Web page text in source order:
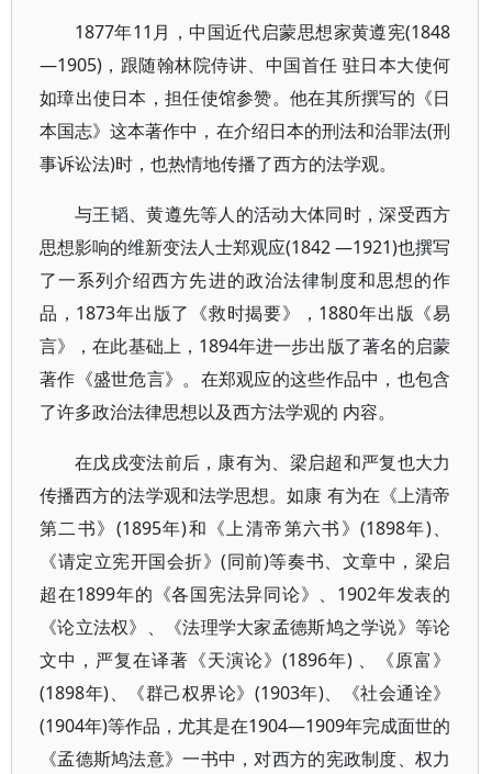
1877年11月，中国近代启蒙思想家黄遵宪(1848
—1905)，跟随翰林院侍讲、中国首任 驻日本大使何
如璋出使日本，担任使馆参赞。他在其所撰写的《日
本国志》这本著作中，在介绍日本的刑法和治罪法(刑
事诉讼法)时，也热情地传播了西方的法学观。
与王韬、黄遵先等人的活动大体同时，深受西方
思想影响的维新变法人士郑观应(1842 —1921)也撰写
了一系列介绍西方先进的政治法律制度和思想的作
品，1873年出版了《救时揭要》，1880年出版《易
言》，在此基础上，1894年进一步出版了著名的启蒙
著作《盛世危言》。在郑观应的这些作品中，也包含
了许多政治法律思想以及西方法学观的 内容。
在戊戌变法前后，康有为、梁启超和严复也大力
传播西方的法学观和法学思想。如康 有为在《上清帝
第二书》(1895年)和《上清帝第六书》(1898年)、
《请定立宪开国会折》(同前)等奏书、文章中，梁启
超在1899年的《各国宪法异同论》、1902年发表的
《论立法权》、《法理学大家孟德斯鸠之学说》等论
文中，严复在译著《天演论》(1896年) 、《原富》
(1898年)、《群己权界论》(1903年)、《社会通诠》
(1904年)等作品，尤其是在1904—1909年完成面世的
《孟德斯鸠法意》一书中，对西方的宪政制度、权力